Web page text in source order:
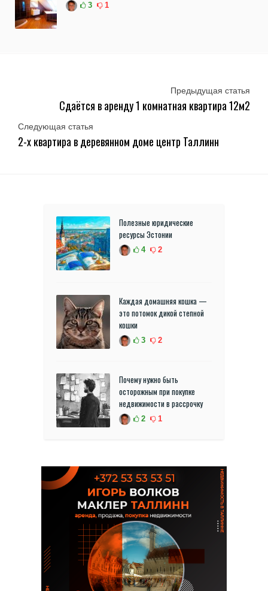
3 1
Предыдущая статья
Сдаётся в аренду 1 комнатная квартира 12м2
Следующая статья
2-х квартира в деревянном доме центр Таллинн
Полезные юридические
ресурсы Эстонии
4 2
Каждая домашняя кошка —
это потомок дикой степной
кошки
3 2
Почему нужно быть
осторожным при покупке
недвижимости в рассрочку
2 1